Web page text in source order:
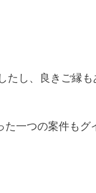
し、良きご縁
一つの案件もグ